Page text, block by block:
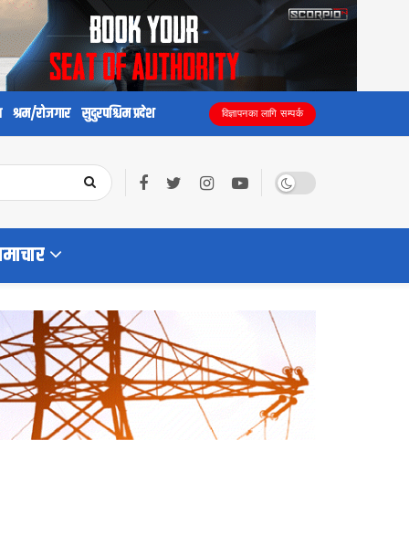
श्रम/रोजगार सुदुरपश्चिम प्रदेश विज्ञापनका लागि सम्पर्क